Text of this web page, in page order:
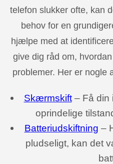
telefon slukker ofte, kan
behov for en
hjælpe med at
give dig råd om,
problemer. Her er nogle
Skærmskift– Få din
oprindelige
Batteriudskiftning –
pludseligt, kan det